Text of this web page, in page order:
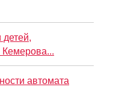
Кемерова...
автомата